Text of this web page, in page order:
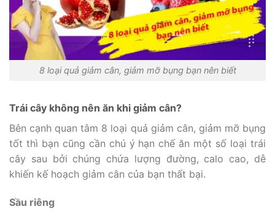
8 loại quả giảm cân, giảm mỡ bụng bạn nên biết
Trái cây không nên ăn khi giảm cân?
Bên cạnh quan tâm 8 loại quả giảm cân, giảm mỡ bụng
tốt thì bạn cũng cần chú ý hạn chế ăn một số loại trái
cây sau bởi chúng chứa lượng đường, calo cao, dễ
khiến kế hoạch giảm cân của bạn thất bại.
Sầu riêng